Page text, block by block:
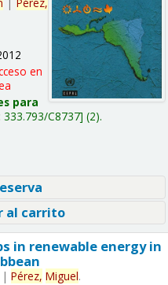
en
para
333.793/C8737 (2).
al carrito
in renewable energy in
| Pérez, Miguel.